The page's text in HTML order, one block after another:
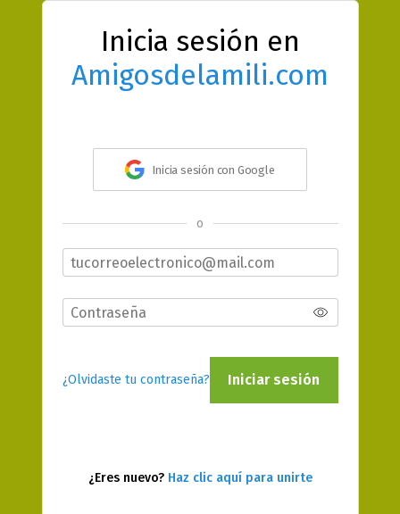
Inicia sesión en
Amigosdelamili.com
Inicia sesión con Google
o
¿Olvidaste tu contraseña? Iniciar sesión
¿Eres nuevo? Haz clic aquí para unirte